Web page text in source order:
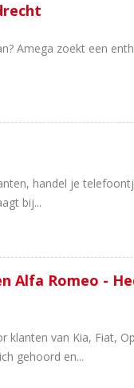
Amega zoekt een
handel je
bij...
Alfa Romeo -
van Kia, Fiat,
gehoord en...